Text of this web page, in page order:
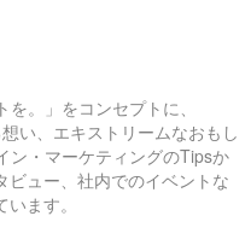
。」をコンセプトに、
い、エキストリームなおもし
ン・マーケティングのTipsか
ビュー、社内でのイベントな
ます。